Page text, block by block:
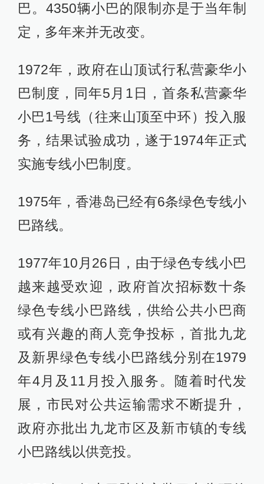
巴。4350辆小巴的限制亦是于当年制
定，多年来并无改变。
1972年，政府在山顶试行私营豪华小
巴制度，同年5月1日，首条私营豪华
小巴1号线（往来山顶至中环）投入服
务，结果试验成功，遂于1974年正式
实施专线小巴制度。
1975年，香港岛已经有6条绿色专线小
巴路线。
1977年10月26日，由于绿色专线小巴
越来越受欢迎，政府首次招标数十条
绿色专线小巴路线，供给公共小巴商
或有兴趣的商人竞争投标，首批九龙
及新界绿色专线小巴路线分别在1979
年4月及11月投入服务。随着时代发
展，市民对公共运输需求不断提升，
政府亦批出九龙市区及新市镇的专线
小巴路线以供竞投。